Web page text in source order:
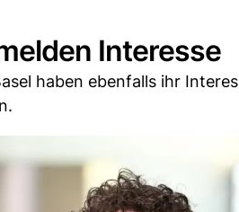
Interesse
haben ebenfalls ihr